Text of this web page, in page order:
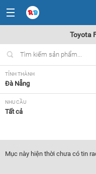
Toyota
TỈNH THÀNH
Đà Nẵng
NHU CẦU
Tất cả
Fortuner
GIÁ XE
Mục này hiện thời chưa có tin